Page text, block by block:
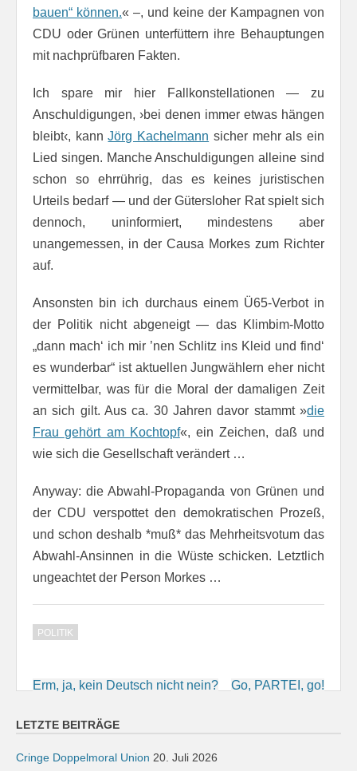
bauen“ können.« –, und keine der Kampagnen von
CDU oder Grünen unterfüttern ihre Behauptungen
mit nachprüfbaren Fakten.
Ich spare mir hier Fallkonstellationen — zu
Anschuldigungen, ›bei denen immer etwas hängen
bleibt‹, kannJörg Kachelmann sicher mehr als ein
Lied singen. Manche Anschuldigungen alleine sind
schon so ehrrührig, das es keines juristischen
Urteils bedarf — und der Gütersloher Rat spielt sich
dennoch, uninformiert, mindestens aber
unangemessen, in der Causa Morkes zum Richter
auf.
Ansonsten bin ich durchaus einem Ü65-Verbot in
der Politik nicht abgeneigt — das Klimbim-Motto
„dann mach‘ ich mir ’nen Schlitz ins Kleid und find‘
es wunderbar“ ist aktuellen Jungwählern eher nicht
vermittelbar, was für die Moral der damaligen Zeit
an sich gilt. Aus ca. 30 Jahren davor stammt »die
Frau gehört am Kochtopf«, ein Zeichen, daß und
wie sich die Gesellschaft verändert …
Anyway: die Abwahl-Propaganda von Grünen und
der CDU verspottet den demokratischen Prozeß,
und schon deshalb *muß* das Mehrheitsvotum das
Abwahl-Ansinnen in die Wüste schicken. Letztlich
ungeachtet der Person Morkes …
POLITIK
Beitragsnavigation
Erm, ja, kein Deutsch nicht nein? Go, PARTEI, go!
LETZTE BEITRÄGE
Cringe Doppelmoral Union 20. Juli 2026